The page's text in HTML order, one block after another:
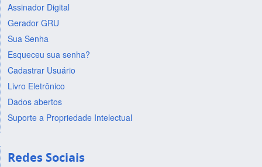
Assinador Digital
Gerador GRU
Sua Senha
Esqueceu sua senha?
Cadastrar Usuário
Livro Eletrônico
Dados abertos
Suporte a Propriedade Intelectual
Redes Sociais